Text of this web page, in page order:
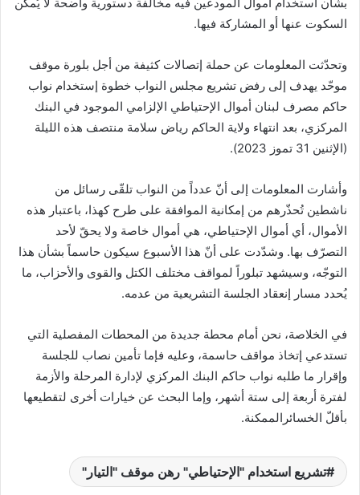
السكوت عنها أو المشاركة فيها.
وتحدّثت المعلومات عن حملة إتصالات كثيفة من أجل بلورة موقف
موحّد يهدف إلى رفض تشريع مجلس النواب خطوة إستخدام نواب
حاكم مصرف لبنان أموال الإحتياطي الإلزامي الموجود في البنك
المركزي، بعد انتهاء ولاية الحاكم رياض سلامة منتصف هذه الليلة
(الإثنين 31 تموز 2023).
وأشارت المعلومات إلى أنّ عدداً من النواب تلقّى رسائل من
ناشطين تُحذّرهم من إمكانية الموافقة على طرح كهذا، باعتبار هذه
الأموال، أي أموال الإحتياطي، هي أموال خاصة ولا يحقّ لأحد
التصرّف بها. وشدّدت على أنّ هذا الأسبوع سيكون حاسماً بشأن هذا
التوجّه، وسيشهد تبلوراً لمواقف مختلف الكتل والقوى والأحزاب، ما
يُحدد مسار إنعقاد الجلسة التشريعية من عدمه.
في الخلاصة، نحن أمام محطة جديدة من المحطات المفصلية التي
تستدعي إتخاذ مواقف حاسمة، وعليه فإما تأمين نصاب للجلسة
وإقرار ما طلبه نواب حاكم البنك المركزي لإدارة المرحلة والأزمة
لفترة أربعة إلى ستة أشهر، وإما البحث عن خيارات أخرى لتقطيعها
بأقلّ الخسائرالممكنة.
تشريع استخدام "الإحتياطي" رهن موقف "التيار"